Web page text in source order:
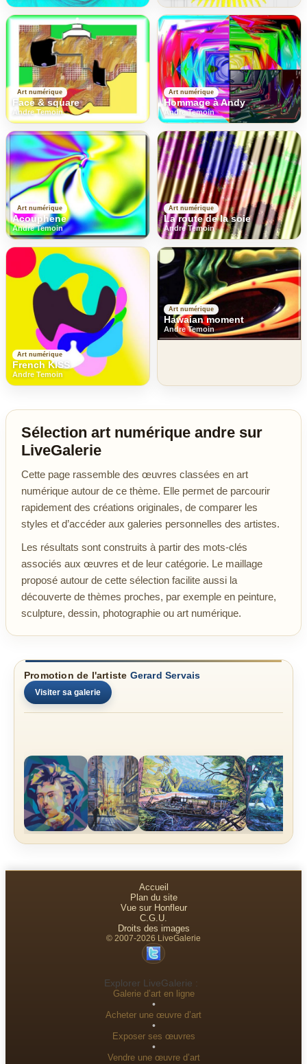
Art numérique
Face & square
Andre Temoin
Art numérique
Hommage à Andy
Andre Temoin
Art numérique
Acouphene
Andre Temoin
Art numérique
La route de la soie
Andre Temoin
Art numérique
French KISS
Andre Temoin
Art numérique
Hawaian moment
Andre Temoin
Sélection art numérique andre sur
LiveGalerie
Cette page rassemble des œuvres classées en art
numérique autour de ce thème. Elle permet de parcourir
rapidement des créations originales, de comparer les
styles et d’accéder aux galeries personnelles des artistes.
Les résultats sont construits à partir des mots-clés
associés aux œuvres et de leur catégorie. Le maillage
proposé autour de cette sélection facilite aussi la
découverte de thèmes proches, par exemple en peinture,
sculpture, dessin, photographie ou art numérique.
Promotion de l'artiste Gerard Servais
Visiter sa galerie
Accueil
Plan du site
Vue sur Honfleur
C.G.U.
Droits des images
© 2007-2026 LiveGalerie
Explorer LiveGalerie :
Galerie d’art en ligne
•
Acheter une œuvre d’art
•
Exposer ses œuvres
•
Vendre une œuvre d’art